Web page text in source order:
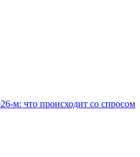
м: что происходит со спросом